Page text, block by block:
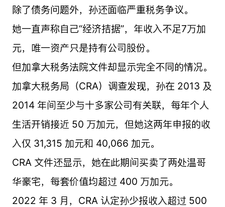
除了债务问题外，孙还面临严重税务争议。
她一直声称自己“经济拮据”，年收入不足7万加
元，唯一资产只是持有公司股份。
但加拿大税务法院文件却显示完全不同的情况。
加拿大税务局（CRA）调查发现，孙在 2013 及
2014 年间至少与十多家公司有关联，每年个人
生活开销接近 50 万加元，但她这两年申报的收
入仅 31,315 加元和 40,066 加元。
CRA 文件还显示，她在此期间买卖了两处温哥
华豪宅，每套价值均超过 400 万加元。
2022 年 3 月，CRA 认定孙少报收入超过 500